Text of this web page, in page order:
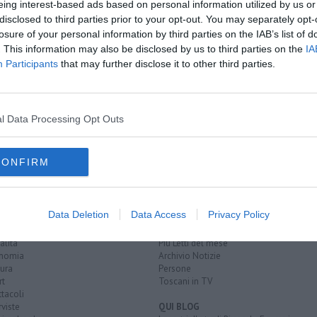
interest-based ads based on personal information utilized by us
to third parties prior to your opt-out. You may separately
of your personal information by third parties on the IAB’s list of
This information may also be disclosed by us to third parties on the
Participants that may further disclose it to other third parties.
Data Processing Opt Outs
Data Deletion Data Access Privacy Policy
e fugge
record
targhe automobilistiche targa
Le notizie di oggi
Più Letti del mese
Archivio Notizie
Persone
Toscani in TV
QUI BLOG